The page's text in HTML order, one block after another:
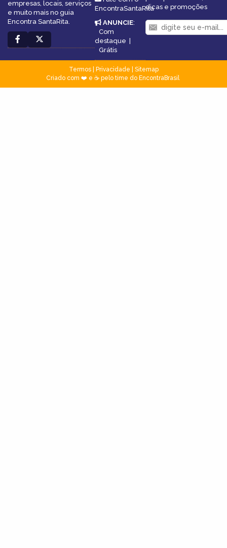
empresas, locais, serviços
e muito mais no guia
Encontra SantaRita.
EncontraSantaRita
ANUNCIE:
Com
destaque
Grátis
dicas e promoções
Termos| Privacidade
Sitemap
Criado com ❤️ e ☕ pelo time do EncontraBrasil